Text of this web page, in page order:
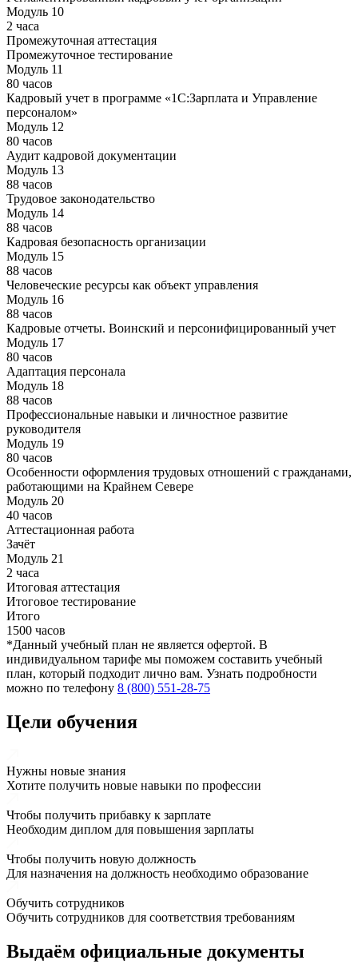
Модуль 10
2 часа
Промежуточная аттестация
Промежуточное тестирование
Модуль 11
80 часов
Кадровый учет в программе «1С:Зарплата и Управление
персоналом»
Модуль 12
80 часов
Аудит кадровой документации
Модуль 13
88 часов
Трудовое законодательство
Модуль 14
88 часов
Кадровая безопасность организации
Модуль 15
88 часов
Человеческие ресурсы как объект управления
Модуль 16
88 часов
Кадровые отчеты. Воинский и персонифицированный учет
Модуль 17
80 часов
Адаптация персонала
Модуль 18
88 часов
Профессиональные навыки и личностное развитие
руководителя
Модуль 19
80 часов
Особенности оформления трудовых отношений с гражданами,
работающими на Крайнем Севере
Модуль 20
40 часов
Аттестационная работа
Зачёт
Модуль 21
2 часа
Итоговая аттестация
Итоговое тестирование
Итого
1500 часов
*Данный учебный план не является офертой. В
индивидуальном тарифе мы поможем составить учебный
план, который подходит лично вам. Узнать подробности
можно по телефону 8 (800) 551-28-75
Цели обучения
Нужны новые знания
Хотите получить новые навыки по профессии
Чтобы получить прибавку к зарплате
Необходим диплом для повышения зарплаты
Чтобы получить новую должность
Для назначения на должность необходимо образование
Обучить сотрудников
Обучить сотрудников для соответствия требованиям
Выдаём официальные документы